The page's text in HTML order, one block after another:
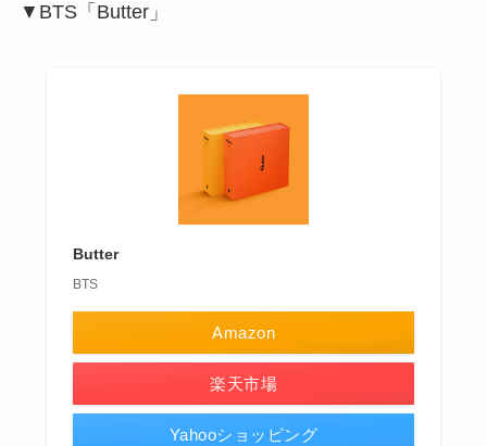
▼BTS「Butter」
Butter
BTS
Amazon
楽天市場
Yahooショッピング